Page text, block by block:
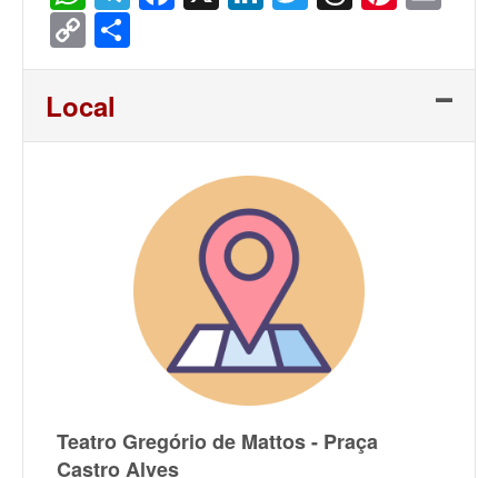
Copy
Link
Local
Teatro Gregório de Mattos - Praça
Castro Alves